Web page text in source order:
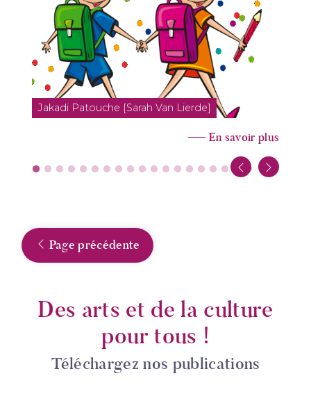
Jakadi Patouche [Sarah Van Lierde]
En savoir plus
Page précédente
Des arts et de la culture
pour tous !
Téléchargez nos publications